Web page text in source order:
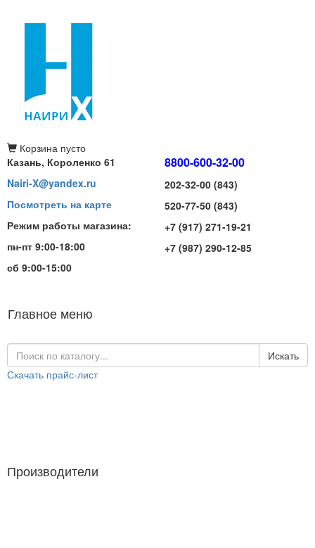
Корзина пусто
Казань, Короленко 61
Nairi-X@yandex.ru
Посмотреть на карте
Режим работы магазина:
пн-пт 9:00-18:00
сб 9:00-15:00
8800-600-32-00
202-32-00 (843)
520-77-50 (843)
+7 (917) 271-19-21
+7 (987) 290-12-85
Главное меню
Искать
Скачать прайс-лист
Производители